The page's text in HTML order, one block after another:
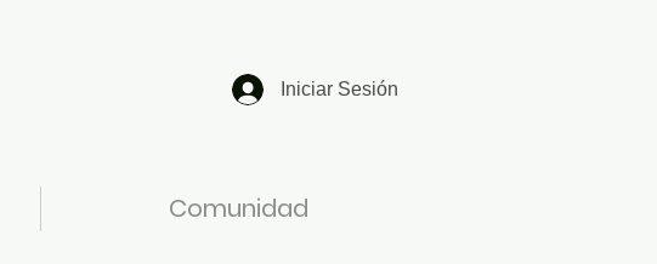
Iniciar Sesión
Comunidad